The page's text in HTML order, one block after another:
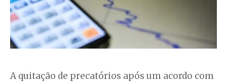
A quitação de precatórios após um acordo com